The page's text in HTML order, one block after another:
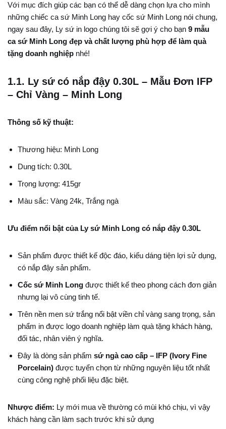
Với mục đích giúp các bạn có thể dễ dàng chọn lựa cho mình
những chiếc ca sứ Minh Long hay cốc sứ Minh Long nói chung,
ngay sau đây, Ly sứ in logo chúng tôi sẽ gợi ý cho bạn 9 mẫu
ca sứ Minh Long đẹp và chất lượng phù hợp để làm quà
tặng doanh nghiệp nhé!
1.1. Ly sứ có nắp đậy 0.30L – Mẫu Đơn IFP
– Chỉ Vàng – Minh Long
Thông số kỹ thuật:
Thương hiệu: Minh Long
Dung tích: 0.30L
Trọng lượng: 415gr
Màu sắc: Vàng 24k, Trắng ngà
Ưu điểm nổi bật của Ly sứ Minh Long có nắp đậy 0.30L
Sản phẩm được thiết kế độc đáo, kiểu dáng tiện lợi sử dụng,
có nắp đậy sản phẩm.
Cốc sứ Minh Long được thiết kế theo phong cách đơn giản
nhưng lại vô cùng tinh tế.
Trên nền men sứ trắng nổi bật viền chỉ vàng sang trọng, sản
phẩm in được logo doanh nghiệp làm quà tặng khách hàng,
đối tác, nhân viên ý nghĩa.
Đây là dòng sản phẩm sứ ngà cao cấp – IFP (Ivory Fine
Porcelain) được tuyển chọn từ những nguyên liệu tốt nhất
cùng công nghệ phối liệu đặc biệt.
Nhược điểm: Ly mới mua về thường có mùi khó chịu, vì vậy
khách hàng cần làm sạch trước khi sử dụng